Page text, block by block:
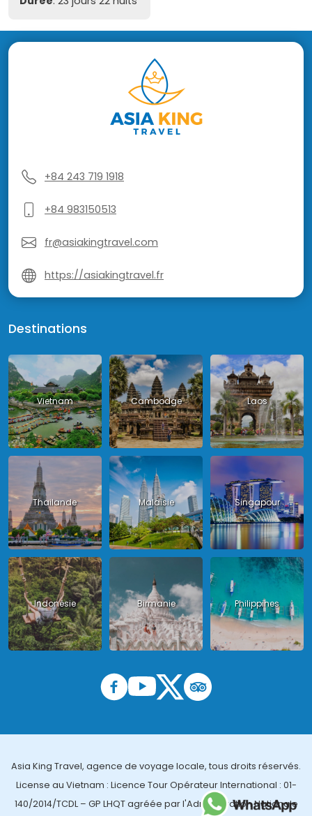
+84 243 719 1918
+84 983150513
fr@asiakingtravel.com
https://asiakingtravel.fr
Destinations
Vietnam Cambodge Laos
Thailande Malaisie Singapour
Indonésie Birmanie Philippines
Asia King Travel, agence de voyage locale, tous droits réservés.
License au Vietnam : Licence Tour Opérateur International : 01-
140/2014/TCDL – GP LHQT agréée par l'Administration Nationale